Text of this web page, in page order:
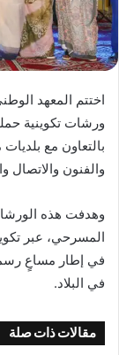
اختتم المعهد
ورشات تكوينية
بالتعاون مع
والفنون والاتصال
وهدفت هذه
المسرحي، عبر
في إطار مساعٍ
في البلاد.
مقالات ذات صلة